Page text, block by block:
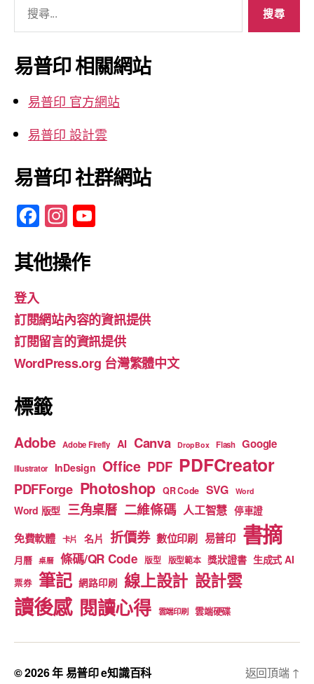
關
鍵
字:
易普印 相關網站
易普印 官方網站
易普印 設計雲
易普印 社群網站
F
c
b
o
o
k
In
a
a
m
u
b
e
其他操作
登入
訂閱網站內容的資訊提供
訂閱留言的資訊提供
WordPress.org 台灣繁體中文
標籤
Adobe Adobe Firefly AI Canva DropBox Flash Google
Illustrator InDesign Office PDF PDFCreator
PDFForge Photoshop QR Code SVG Word
Word 版型 三角桌曆 二維條碼 人工智慧 停車證
免費軟體 卡片 名片 折價券 數位印刷 易普印 書摘
月曆 桌曆 條碼/QR Code 版型 版型範本 獎狀證書 生成式 AI
票券 筆記 網路印刷 線上設計 設計雲
讀後感 閱讀心得 雲端印刷 雲端硬碟
© 2026 年易普印 e知識百科 返回頂端 ↑